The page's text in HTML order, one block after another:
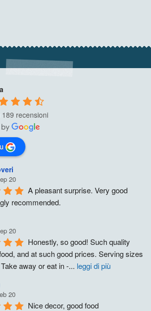
189 recensioni
20
A pleasant surprise. Very good
recommended.
20
Honestly, so good! Such quality
and at such good prices. Serving sizes
away or eat in -... leggi di più
20
Nice decor, good food